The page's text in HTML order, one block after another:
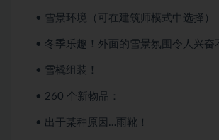
• 雪景环境（可在建筑师模式中选择）
• 冬季乐趣！外面的雪景氛围令人兴
• 雪橇组装！
• 260 个新物品：
• 出于某种原因…雨靴！